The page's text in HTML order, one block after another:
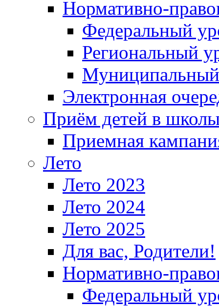
Нормативно-
Федеральный
Региональный
Электронная
Приём детей в
Приемная
Лето
Лето 2023
Лето 2024
Лето 2025
Для вас, Родители!
Нормативно-
Федеральный